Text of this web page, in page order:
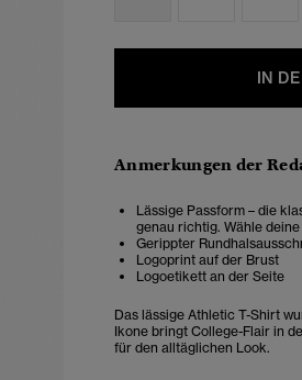
IN
Anmerkungen der
Lässige Passform – die
genau richtig. Wähle
Gerippter
Logoprint auf der Brust
Logoetikett an der Seite
Das lässige Athletic T-Shirt
Ikone bringt College-Flair in
für den alltäglichen Look.